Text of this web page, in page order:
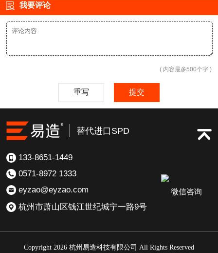
我要评论
( 内容最多500个字 )
重写 提交
替代进口SPD
133-8651-1449
0571-8972 1333
eyzao@eyzao.com
杭州市萧山区钱江世纪城宁一路9号
微信咨询
Copyright 2026 杭州易造科技有限公司 All Rights Reserved